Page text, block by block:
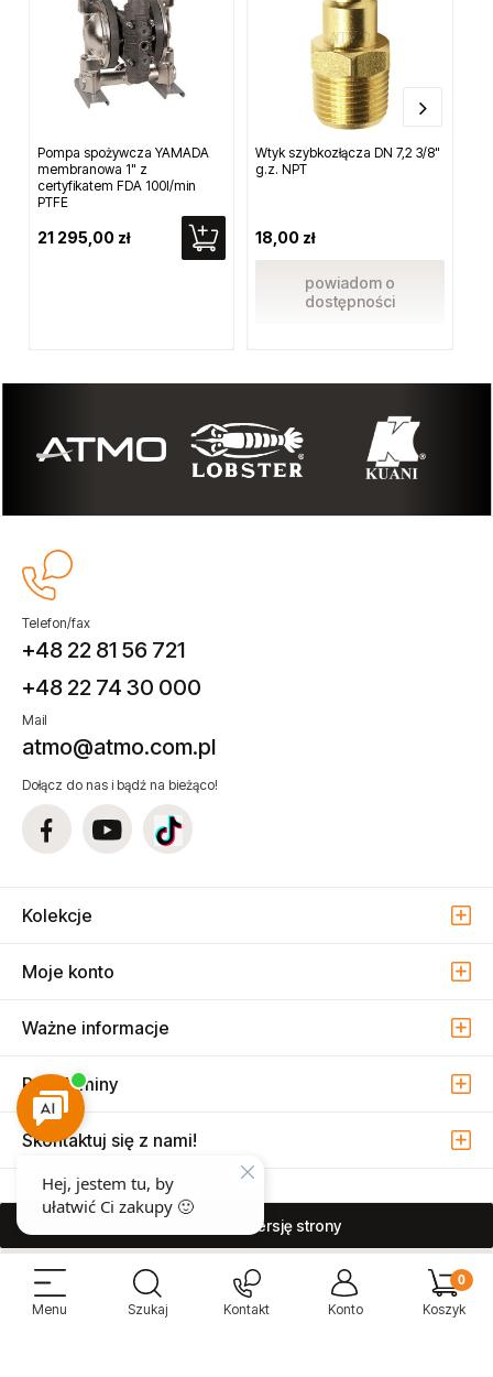
Pompa spożywcza YAMADA
membranowa 1" z
certyfikatem FDA 100l/min
PTFE
21 295,00 zł
Wtyk szybkozłącza DN 7,2 3/8"
g.z. NPT
18,00 zł
powiadom o
dostępności
Telefon/fax
+48 22 81 56 721
+48 22 74 30 000
Mail
atmo@atmo.com.pl
Dołącz do nas i bądź na bieżąco!
Kolekcje
Moje konto
Ważne informacje
Regulaminy
Skontaktuj się z nami!
pokaż pełną wersję strony
Sprzedaż i serwis narzędzi pneumatycznych w Warszawie ul. Związkowa
15, 04-522 Warszawa ( Marysin Wawerski )